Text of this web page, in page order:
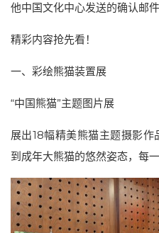
他中国文化中心发送的确认邮件
精彩内容抢先看！
一、彩绘熊猫装置展
“中国熊猫”主题图片展
展出18幅精美熊猫主题摄影作
到成年大熊猫的悠然姿态，每